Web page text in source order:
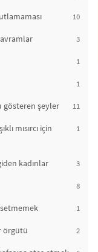
10
3
1
1
şeyler 11
mısırcı için
1
kadınlar 3
8
1
örgütü 2